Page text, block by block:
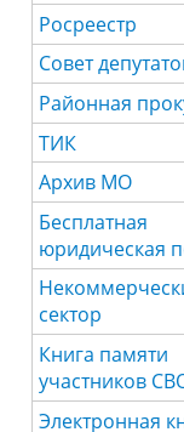
Росреестр
Совет
Районная
ТИК
Архив МО
Бесплатная
юридическая
сектор
Книга памяти
участников
Электронная